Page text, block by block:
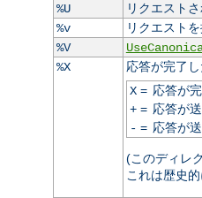
%U
リクエスト
%v
リクエスト
%V
%X
応答が完了
X= 応答が
+= 応答が
- = 応答が
(このディレ
これは歴史